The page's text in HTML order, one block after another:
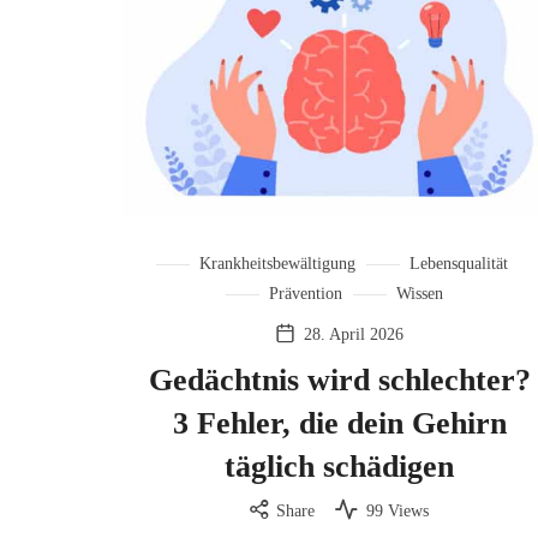
Krankheitsbewältigung
Lebensqualität
Prävention
Wissen
28. April 2026
Gedächtnis wird schlechter?
3 Fehler, die dein Gehirn
täglich schädigen
Share 99 Views